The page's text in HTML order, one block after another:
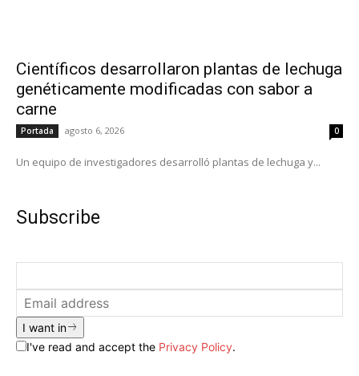
Científicos desarrollaron plantas de lechuga
genéticamente modificadas con sabor a
carne
Portada agosto 6, 2026 0
Un equipo de investigadores desarrolló plantas de lechuga y...
Subscribe
I want in
I've read and accept the Privacy Policy.